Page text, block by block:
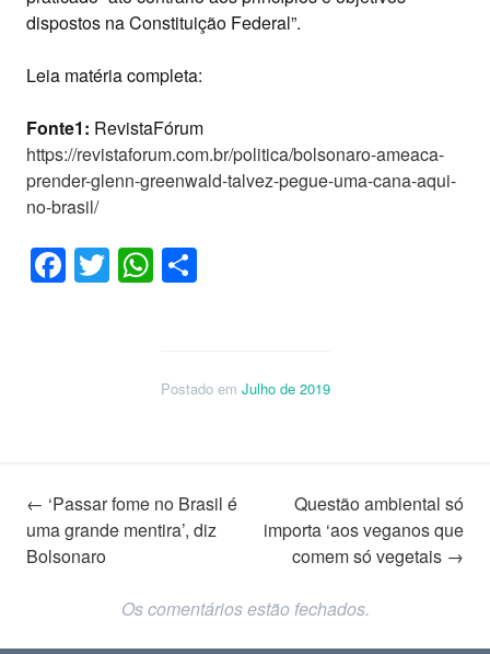
dispostos na Constituição Federal”.
Leia matéria completa:
Fonte1: RevistaFórum
https://revistaforum.com.br/politica/bolsonaro-ameaca-
prender-glenn-greenwald-talvez-pegue-uma-cana-aqui-
no-brasil/
Facebook
TwitterWhatsApp
Postado em Julho de 2019
Navegação
← ‘Passar fome no Brasil é
uma grande mentira’, diz
Bolsonaro
Questão ambiental só
importa ‘aos veganos que
comem só vegetais →
Os comentários estão fechados.